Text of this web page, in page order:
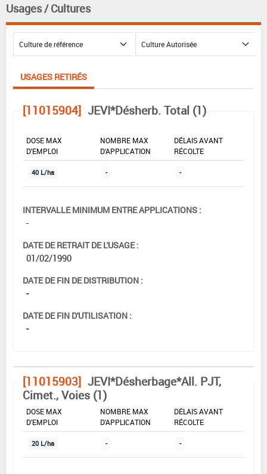
Usages / Cultures
USAGES RETIRÉS
[11015904] JEVI*Désherb. Total (1)
DOSE MAX
D'EMPLOI
NOMBRE MAX
D'APPLICATION
DÉLAIS AVANT
RÉCOLTE
40 L/ha - -
INTERVALLE MINIMUM ENTRE APPLICATIONS :
-
DATE DE RETRAIT DE L'USAGE :
01/02/1990
DATE DE FIN DE DISTRIBUTION :
-
DATE DE FIN D'UTILISATION :
-
[11015903] JEVI*Désherbage*All. PJT,
Cimet., Voies (1)
DOSE MAX
D'EMPLOI
NOMBRE MAX
D'APPLICATION
DÉLAIS AVANT
RÉCOLTE
20 L/ha - -